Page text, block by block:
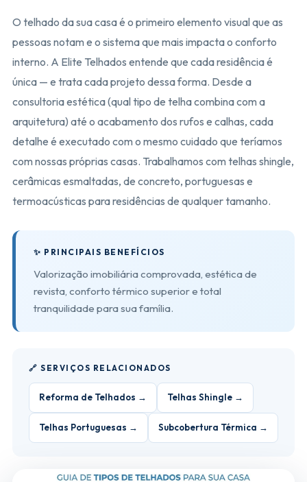
O telhado da sua casa é o primeiro elemento visual que as
pessoas notam e o sistema que mais impacta o conforto
interno. A Elite Telhados entende que cada residência é
única — e trata cada projeto dessa forma. Desde a
consultoria estética (qual tipo de telha combina com a
arquitetura) até o acabamento dos rufos e calhas, cada
detalhe é executado com o mesmo cuidado que teríamos
com nossas próprias casas. Trabalhamos com telhas shingle,
cerâmicas esmaltadas, de concreto, portuguesas e
termoacústicas para residências de qualquer tamanho.
✨ PRINCIPAIS BENEFÍCIOS
Valorização imobiliária comprovada, estética de
revista, conforto térmico superior e total
tranquilidade para sua família.
🔗 SERVIÇOS RELACIONADOS
Reforma de Telhados → Telhas Shingle →
Telhas Portuguesas → Subcobertura Térmica →